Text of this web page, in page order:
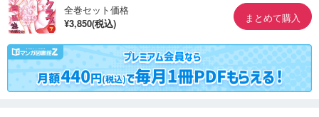
全巻セット価格
¥3,850(税込)
まとめて購入